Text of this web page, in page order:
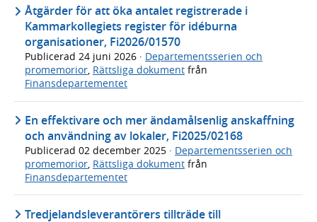
Åtgärder för att öka antalet registrerade i
Kammarkollegiets register för idéburna
organisationer, Fi2026/01570
Publicerad 24 juni 2026 · Departementsserien och
promemorior, Rättsliga dokument från
Finansdepartementet
En effektivare och mer ändamålsenlig anskaffning
och användning av lokaler, Fi2025/02168
Publicerad 02 december 2025 · Departementsserien och
promemorior, Rättsliga dokument från
Finansdepartementet
Tredjelandsleverantörers tillträde till